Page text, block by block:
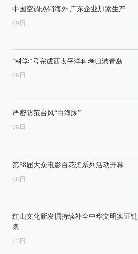
中国空调热销海外 广东企业加紧生产
09 日
“科学”号完成西太平洋科考归港青岛
08 日
严密防范台风“白海豚”
08 日
第38届大众电影百花奖系列活动开幕
08 日
红山文化新发掘持续补全中华文明实证链
条
07 日